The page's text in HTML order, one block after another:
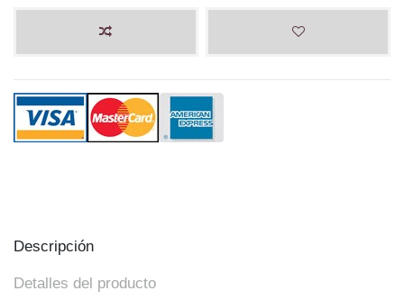
Descripción
Detalles del producto